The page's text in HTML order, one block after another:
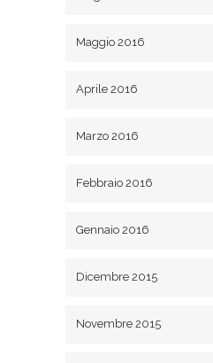
Maggio 2016
Aprile 2016
Marzo 2016
Febbraio 2016
Gennaio 2016
Dicembre 2015
Novembre 2015